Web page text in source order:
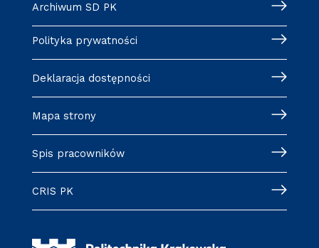
Archiwum SD PK
Polityka prywatności
Deklaracja dostępności
Mapa strony
Spis pracowników
CRIS PK